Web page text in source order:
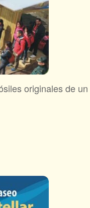
originales de un